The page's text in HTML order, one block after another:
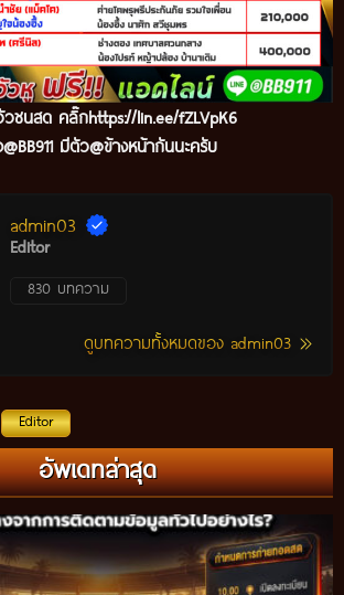
วชนสด คลิ๊กhttps://lin.ee/fZLVpK6
มีตัว@ข้างหน้ากันนะครับ
admin03
Editor
830 บทความ
ดูบทความทั้งหมดของ admin03
Editor
อัพเดทล่าสุด